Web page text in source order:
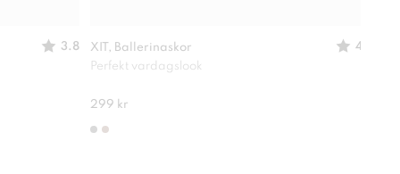
3.8
XIT, Ballerinaskor
4
Perfekt vardagslook
299 kr